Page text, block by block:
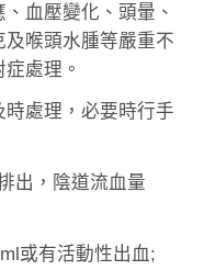
血壓變化、頭暈、
喉頭水腫等嚴重不
處理。
處理，必要時行手
出，陰道流血量
或有活動性出血;